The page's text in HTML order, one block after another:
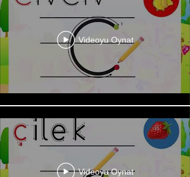
Videoyu Oynat
Videoyu Oynat